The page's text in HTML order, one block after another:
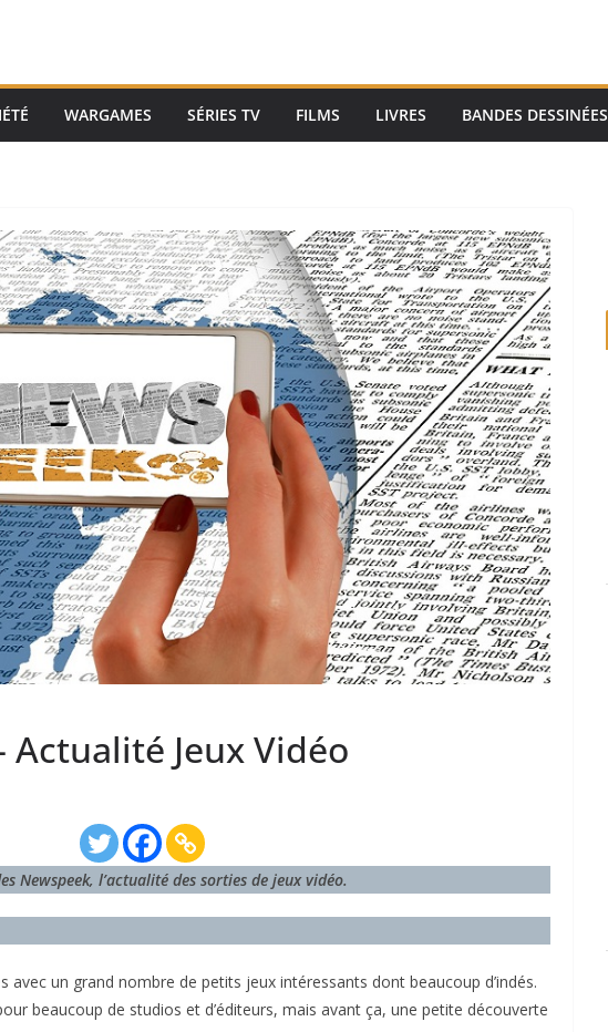
WARGAMES SÉRIES TV FILMS LIVRES BANDES DESSINÉES
Actualité Jeux Vidéo
Newspeek, l’actualité des sorties de jeux vidéo.
avec un grand nombre de petits jeux intéressants dont beaucoup d’indés.
beaucoup de studios et d’éditeurs, mais avant ça, une petite découverte